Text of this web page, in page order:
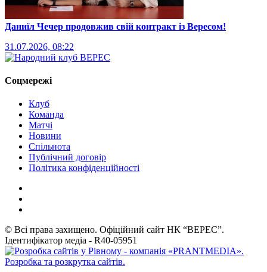
Даниїл Чечер продовжив свій контракт із Вересом!
31.07.2026, 08:22
Соцмережі
Клуб
Команда
Матчі
Новини
Спільнота
Публічний договір
Політика конфіденційності
© Всі права захищено. Офіційний сайт НК “ВЕРЕС”.
Ідентифікатор медіа - R40-05951